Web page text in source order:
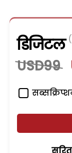
डिजिटल
USD99